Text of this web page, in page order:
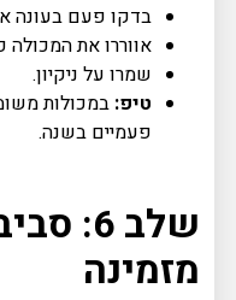
בדקו פעם בעונה
אווררו את
שמרו על ניקיון.
טיפ: במכולות
פעמיים בשנה.
שלב 6:
מזמינה